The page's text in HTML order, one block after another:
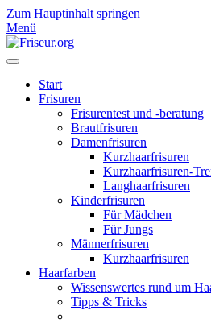
Zum Hauptinhalt springen
Menü
Start
Frisuren
Frisurentest und -beratung
Brautfrisuren
Damenfrisuren
Kurzhaarfrisuren
Kurzhaarfrisuren-
Langhaarfrisuren
Kinderfrisuren
Für Mädchen
Für Jungs
Männerfrisuren
Kurzhaarfrisuren
Haarfarben
Wissenswertes rund um
Tipps & Tricks